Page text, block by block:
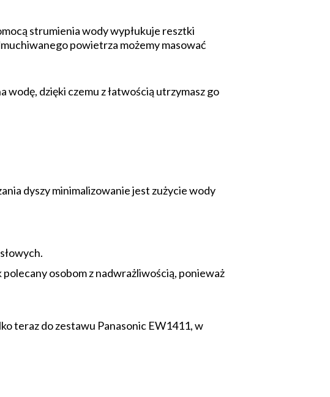
strumienia wody wypłukuje resztki
powietrza możemy masować
dzięki czemu z łatwością utrzymasz go
dyszy minimalizowanie jest zużycie wody
polecany osobom z nadwrażliwością, ponieważ
teraz do zestawu Panasonic EW1411, w